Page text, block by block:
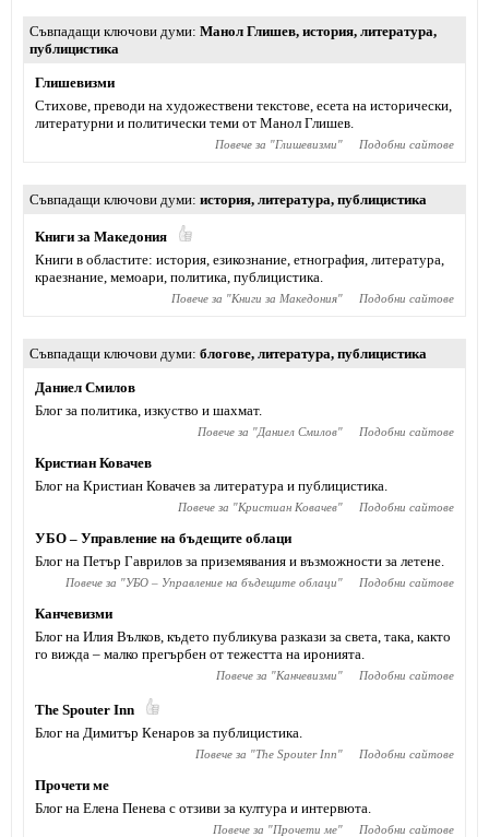
Съвпадащи ключови думи Манол Глишев, история, литература,
публицистика
Глишевизми
Стихове, преводи на художествени текстове, есета на исторически,
литературни и политически теми от Манол Глишев.
Повече за "Глишевизми" Подобни сайтове
Съвпадащи ключови думи история, литература, публицистика
Книги за Македония
Книги в областите: история, езикознание, етнография, литература,
краезнание, мемоари, политика, публицистика.
Повече за "Книги за Македония" Подобни сайтове
Съвпадащи ключови думи блогове, литература, публицистика
Даниел Смилов
Блог за политика, изкуство и шахмат.
Повече за "Даниел Смилов" Подобни сайтове
Кристиан Ковачев
Блог на Кристиан Ковачев за литература и публицистика.
Повече за "Кристиан Ковачев" Подобни сайтове
УБО – Управление на бъдещите облаци
Блог на Петър Гаврилов за приземявания и възможности за летене.
Повече за "УБО – Управление на бъдещите облаци" Подобни сайтове
Канчевизми
Блог на Илия Вълков, където публикува разкази за света, така, както
го вижда – малко прегърбен от тежестта на иронията.
Повече за "Канчевизми" Подобни сайтове
The Spouter Inn
Блог на Димитър Кенаров за публицистика.
Повече за "The Spouter Inn" Подобни сайтове
Прочети ме
Блог на Елена Пенева с отзиви за култура и интервюта.
Повече за "Прочети ме" Подобни сайтове